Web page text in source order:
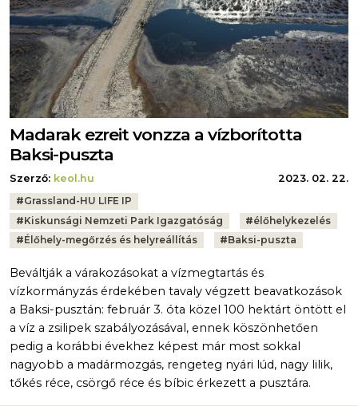
Madarak ezreit vonzza a vízborította
Baksi-puszta
Szerző: keol.hu
2023. 02. 22.
Tags:
#Grassland-HU LIFE IP
#Kiskunsági Nemzeti Park Igazgatóság #élőhelykezelés
#Élőhely-megőrzés és helyreállítás #Baksi-puszta
Beváltják a várakozásokat a vízmegtartás és
vízkormányzás érdekében tavaly végzett beavatkozások
a Baksi-pusztán: február 3. óta közel 100 hektárt öntött el
a víz a zsilipek szabályozásával, ennek köszönhetően
pedig a korábbi évekhez képest már most sokkal
nagyobb a madármozgás, rengeteg nyári lúd, nagy lilik,
tőkés réce, csörgő réce és bíbic érkezett a pusztára.